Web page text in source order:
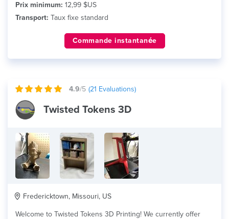
Prix minimum: 12,99 $US
Transport: Taux fixe standard
Commande instantanée
4.9/5 (21 Evaluations)
Twisted Tokens 3D
Fredericktown, Missouri, US
Welcome to Twisted Tokens 3D Printing! We currently offer